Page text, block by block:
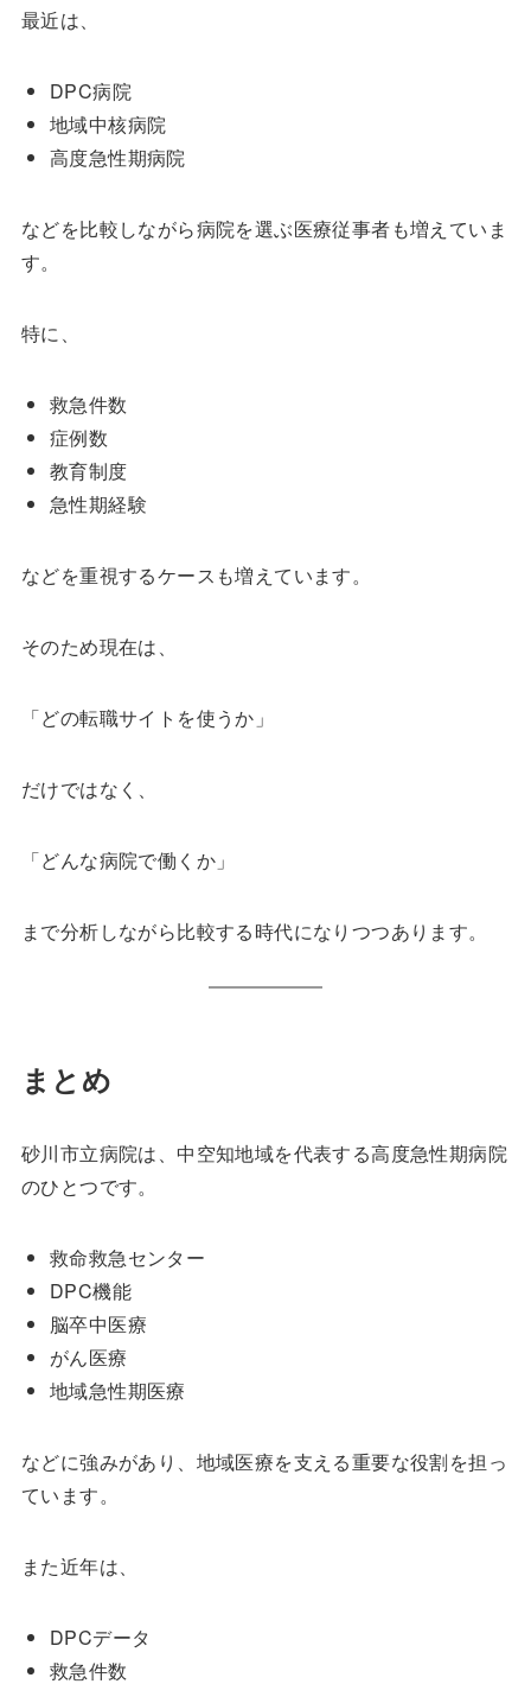
最近は、
DPC病院
地域中核病院
高度急性期病院
などを比較しながら病院を選ぶ医療従事者も増えていま
す。
特に、
救急件数
症例数
教育制度
急性期経験
などを重視するケースも増えています。
そのため現在は、
「どの転職サイトを使うか」
だけではなく、
「どんな病院で働くか」
まで分析しながら比較する時代になりつつあります。
まとめ
砂川市立病院は、中空知地域を代表する高度急性期病院
のひとつです。
救命救急センター
DPC機能
脳卒中医療
がん医療
地域急性期医療
などに強みがあり、地域医療を支える重要な役割を担っ
ています。
また近年は、
DPCデータ
救急件数